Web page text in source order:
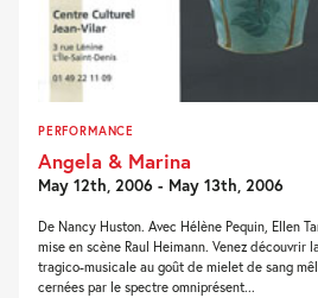
PERFORMANCE
Angela & Marina
May 12th, 2006 - May 13th, 2006
De Nancy Huston. Avec Hélène Pequin, Ellen
mise en scène Raul Heimann. Venez découvrir
tragico-musicale au goût de mielet de sang
cernées par le spectre omniprésent...